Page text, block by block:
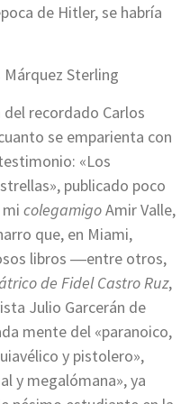
de Hitler, se habría
Sterling
recordado Carlos
se emparienta con
«Los
publicado poco
colegamigoAmir Valle,
que, en Miami,
libros ―entre otros,
de Fidel Castro Ruz,
Julio Garcerán de
mente del «paranoico,
y pistolero»,
y megalómana», ya